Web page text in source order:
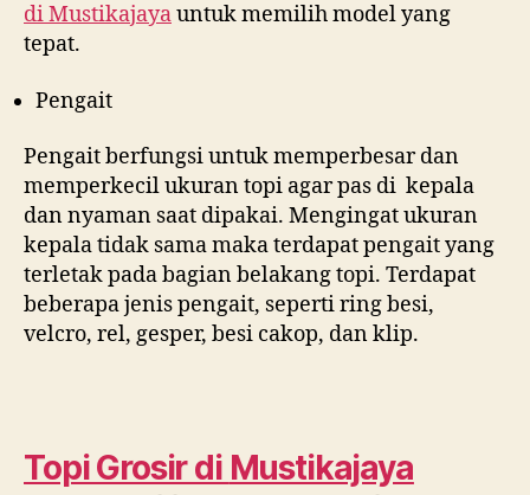
diMustikajayauntuk memilih model yang
tepat.
Pengait
Pengait berfungsi untuk memperbesar dan
memperkecil ukuran topi agar pas di kepala
dan nyaman saat dipakai. Mengingat ukuran
kepala tidak sama maka terdapat pengait yang
terletak pada bagian belakang topi. Terdapat
beberapa jenis pengait, seperti ring besi,
velcro, rel, gesper, besi cakop, dan klip.
Topi Grosir di Mustikajaya